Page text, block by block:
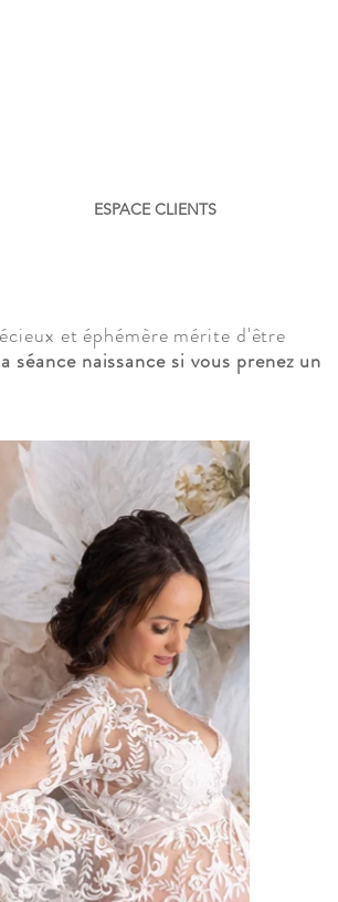
ESPACE CLIENTS
et éphémère mérite d'être
séance naissance si vous prenez un